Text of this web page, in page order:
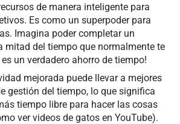
de manera inteligente para
Es como un superpoder para
Imagina poder completar un
mitad del tiempo que normalmente te
es un verdadero ahorro de tiempo!
mejorada puede llevar a mejores
gestión del tiempo, lo que significa
tiempo libre para hacer las cosas
ver videos de gatos en YouTube).